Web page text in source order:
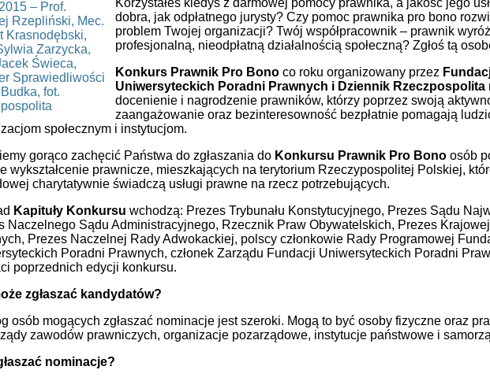
Korzystałeś kiedyś z darmowej pomocy prawnika, a jakość jego
dobra, jak odpłatnego jurysty? Czy pomoc prawnika pro bono
problem Twojej organizacji? Twój współpracownik – prawnik
profesjonalną, nieodpłatną działalnością społeczną? Zgłoś tą
Konkurs Prawnik Pro Bono co roku organizowany przez
Uniwersyteckich Poradni Prawnych i Dziennik Rzeczpospolita
docenienie i nagrodzenie prawników, którzy poprzez swoją
zaangażowanie oraz bezinteresowność bezpłatnie pomagają
społecznym i instytucjom.
gorąco zachęcić Państwa do zgłaszania do Konkursu Prawnik Pro Bono osób
wykształcenie prawnicze, mieszkających na terytorium Rzeczypospolitej Polskiej,
charytatywnie świadczą usługi prawne na rzecz potrzebujących.
Kapituły Konkursu wchodzą: Prezes Trybunału Konstytucyjnego, Prezes Sądu
Naczelnego Sądu Administracyjnego, Rzecznik Praw Obywatelskich, Prezes
Prezes Naczelnej Rady Adwokackiej, polscy członkowie Rady Programowej
Poradni Prawnych, członek Zarządu Fundacji Uniwersyteckich Poradni
poprzednich edycji konkursu.
zgłaszać kandydatów?
osób mogących zgłaszać nominacje jest szeroki. Mogą to być osoby fizyczne oraz
zawodów prawniczych, organizacje pozarządowe, instytucje państwowe i
nominacje?